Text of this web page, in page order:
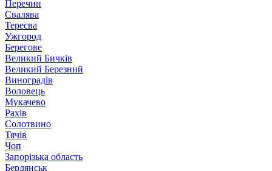
Перечин
Свалява
Тересва
Ужгород
Берегове
Великий Бичків
Великий Березний
Виноградів
Воловець
Мукачево
Рахів
Солотвино
Тячів
Чоп
Запорізька область
Бердянськ